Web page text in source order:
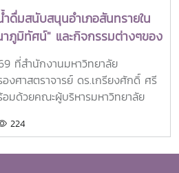
วามสำเร็จในวิชาชีพ การบริการ
อส่วนรวมในปี 2026 การพิจารณา
ญ 4 ด้าน ได้แก่ การสอน
การบริการสาธารณะและการ
and Community
เกษตรและการเป็นผู้ประกอบการ
ระทบอย่างเป็นรูปธรรมต่อการ
ดื่มสนับสนุนอำเภอสันทรายใน
ภูมิทัศน์" และกิจกรรมต่างๆของ
ที่สำนักงานมหาวิทยาลัย
งศาสตราจารย์ ดร.เกรียงศักดิ์ ศรี
มด้วยคณะผู้บริหารมหาวิทยาลัย
จกรรม “จิตอาสาพัฒนาภูมิทัศน์
224